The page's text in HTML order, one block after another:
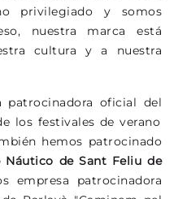
privilegiado y somos
nuestra marca está
cultura y a nuestra
patrocinadora oficial del
los festivales de verano
hemos patrocinado
Náutico de Sant Feliu de
empresa patrocinadora